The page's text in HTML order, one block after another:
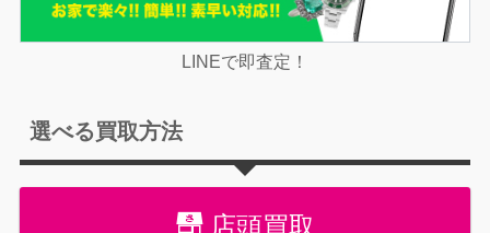
LINEで即査定！
選べる買取方法
店頭買取